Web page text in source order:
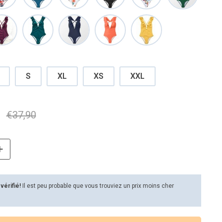
S XL XS XXL
€37,90
vérifié!
Il est peu probable que vous trouviez un prix moins cher